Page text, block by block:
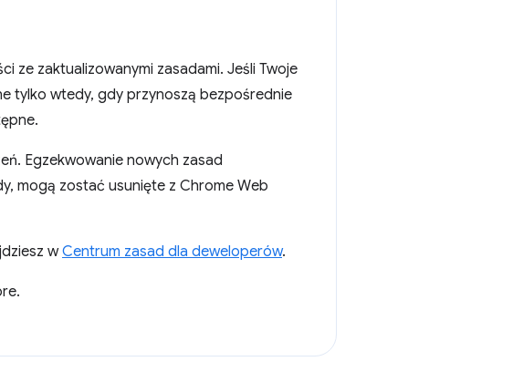
ze zaktualizowanymi zasadami. Jeśli Twoje
tylko wtedy, gdy przynoszą bezpośrednie
Egzekwowanie nowych zasad
mogą zostać usunięte z Chrome Web
wCentrum zasad dla deweloperów.